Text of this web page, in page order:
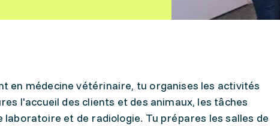
en médecine vétérinaire, tu organises les activités
l'accueil des clients et des animaux, les tâches
et de radiologie. Tu prépares les salles de